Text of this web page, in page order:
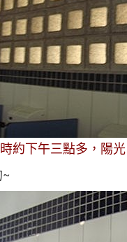
約下午三點多，陽